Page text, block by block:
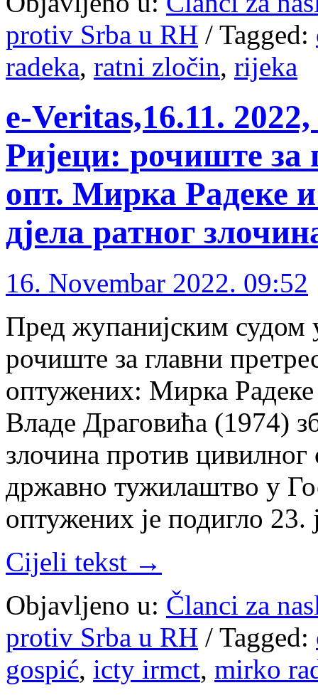
protiv Srba u RH / Tagged:
radeka, ratni zločin, rijeka
е-Veritas,16.11.
Ријеци: рочиште за
опт. Мирка Радеке
дјела ратног
16. Novembar 2022. 09:52
Пред жупанијским судом
рочиште за главни
оптужених: Мирка
Владе Драговића (1974)
злочина против
државно тужилаштво у
оптужених је подигло
Cijeli tekst →
Objavljeno u: Članci za
protiv Srba u RH / Tagged:
gospić, icty irmct, mirko